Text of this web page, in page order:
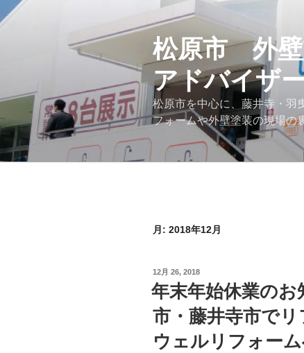
ン
キ
プ
松原市 外壁
アドバイザ
松原市を中心に、藤井寺・羽
フォームや外壁塗装の現場の
月: 2018年12月
投
稿
日:
12月 26, 2018
年末年始休業の
市・藤井寺市で
ウェルリフォー